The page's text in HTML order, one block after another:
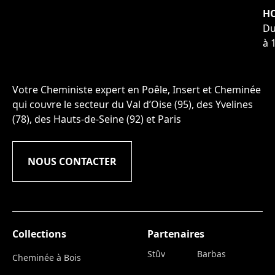
à
Votre Cheministe expert en Poêle, Insert et Cheminée
qui couvre le secteur du Val d’Oise (95), des Yvelines
(78), des Hauts-de-Seine (92) et Paris
NOUS CONTACTER
Collections
Cheminée à Bois
Partenaires
Stûv Barbas